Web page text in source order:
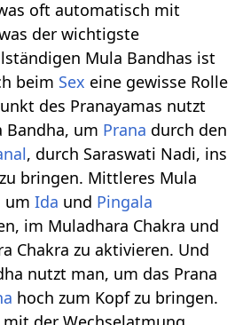
oft automatisch mit
der wichtigste
Mula Bandhas ist
beim Sex eine gewisse Rolle
des Pranayamas nutzt
Bandha, um Prana durch den
, durch Saraswati Nadi, ins
zu bringen. Mittleres Mula
umIda und Pingala
im Muladhara Chakra und
Chakra zu aktivieren. Und
nutzt man, um das Prana
hoch zum Kopf zu bringen.